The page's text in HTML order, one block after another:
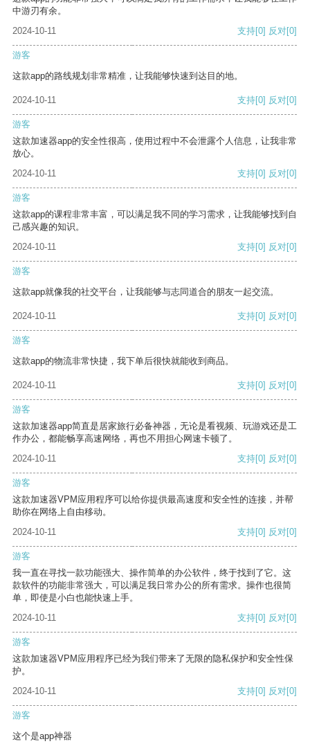
中游刃有余。
2024-10-11
支持[0] 反对[0]
游客
这款app的路线规划非常精准，让我能够快速到达目的地。
2024-10-11 支持[0] 反对[0]
游客
这款加速器app的安全性很高，使用过程中不会泄露个人信息，让我非常
放心。
2024-10-11
支持[0] 反对[0]
游客
这款app的课程非常丰富，可以满足我不同的学习需求，让我能够找到自
己感兴趣的知识。
2024-10-11
支持[0] 反对[0]
游客
这款app就像我的社交平台，让我能够与志同道合的朋友一起交流。
2024-10-11 支持[0] 反对[0]
游客
这款app的物流非常快捷，我下单后很快就能收到商品。
2024-10-11 支持[0] 反对[0]
游客
这款加速器app简直是居家旅行必备神器，无论是看视频、玩游戏还是工
作办公，都能畅享高速网络，再也不用担心网速卡顿了。
2024-10-11
支持[0] 反对[0]
游客
这款加速器VPM应用程序可以给你提供最高速度和安全性的连接，并帮
助你在网络上自由移动。
2024-10-11
支持[0] 反对[0]
游客
我一直在寻找一款功能强大、操作简单的办公软件，终于找到了它。这
款软件的功能非常强大，可以满足我日常办公的所有需求。操作也很简
单，即使是小白也能快速上手。
2024-10-11
支持[0] 反对[0]
游客
这款加速器VPM应用程序已经为我们带来了无限的隐私保护和安全性保
护。
2024-10-11
支持[0] 反对[0]
游客
这个是app神器